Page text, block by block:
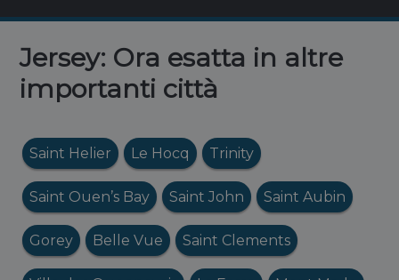
Jersey: Ora esatta in altre
importanti città
Saint Helier Le Hocq Trinity
Saint Ouen’s Bay Saint John Saint Aubin
Gorey Belle Vue Saint Clements